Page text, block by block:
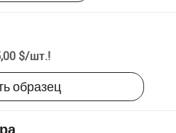
$/шт.!
образец